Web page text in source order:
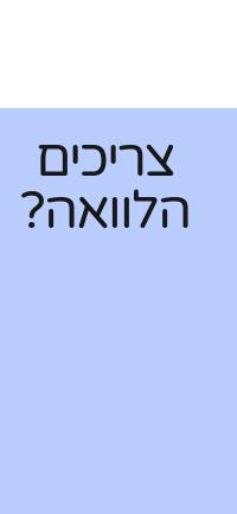
צריכים
הלוואה?